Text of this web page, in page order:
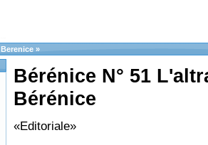
Berenice »
Bérénice N° 51
Bérénice
«Editoriale»